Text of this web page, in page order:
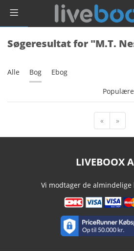
Søgeresultat for "M.T.
Alle Bog Ebog
« »
LIVEBOOX
Vi modtager de